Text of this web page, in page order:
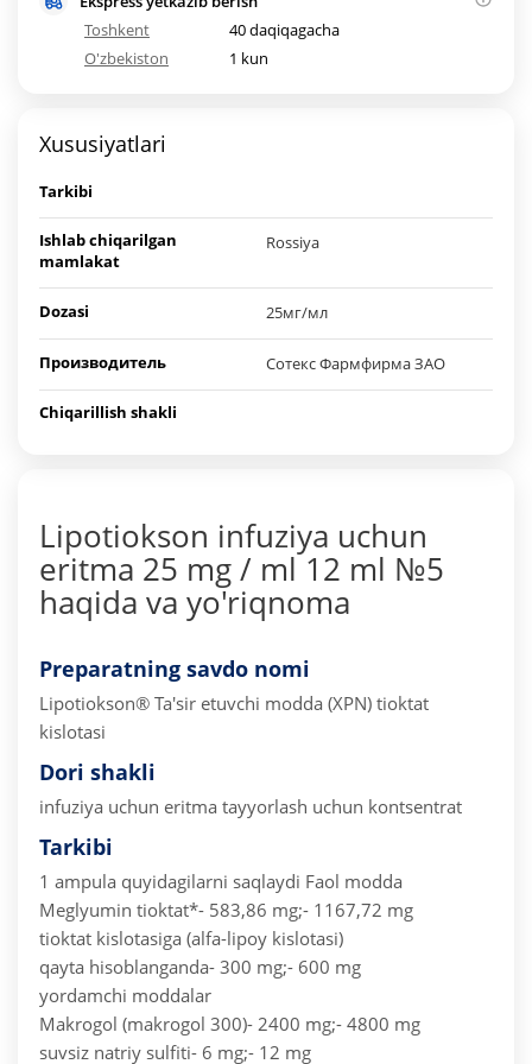
Toshkent
40 daqiqagacha
O'zbekiston
1 kun
Xususiyatlari
Tarkibi
Ishlab chiqarilgan
mamlakat
Rossiya
Dozasi 25мг/мл
Производитель Сотекс Фармфирма ЗАО
Chiqarillish shakli
Lipotiokson infuziya uchun
eritma 25 mg / ml 12 ml №5
haqida va yo'riqnoma
Preparatning savdo nomi
Lipotiokson® Ta'sir etuvchi modda (XPN) tioktat
kislotasi
Dori shakli
infuziya uchun eritma tayyorlash uchun kontsentrat
Tarkibi
1 ampula quyidagilarni saqlaydi Faol modda
Meglyumin tioktat*- 583,86 mg;- 1167,72 mg
tioktat kislotasiga (alfa-lipoy kislotasi)
qayta hisoblanganda- 300 mg;- 600 mg
yordamchi moddalar
Makrogol (makrogol 300)- 2400 mg;- 4800 mg
suvsiz natriy sulfiti- 6 mg;- 12 mg